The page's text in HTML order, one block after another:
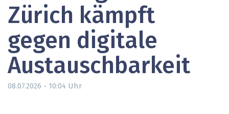
Zürich kämpft
gegen digitale
Austauschbarkeit
08.07.2026 - 10:04 Uhr